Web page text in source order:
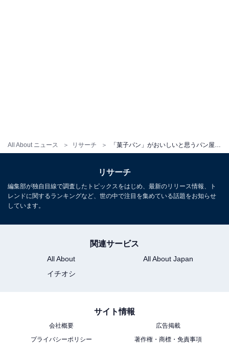
All About ニュース リサーチ
豊富な種類の菓子パンの中でも、「とにかくエンゼルソ
県）」「エンゼルソフトはフワフワした食感のパンの中
にリンゴの果肉とチーズクリーム、ホイップクリームが
入って美味しいです（52歳女性／茨城県）」など、フラ
ついてのコメントが多く集まりました。
デニッシュ生地にチーズクリームとカスタードクリーム
をのせた「クリームチーズペストリー（税込172円）」
リサーチ
編集部が独自目線で調査したトピックスをはじめ、最新のリリース情報、ト
レンドに関するランキングなど、世の中で注目を集めている話題をお知らせ
しています。
関連サービス
All About
All About Japan
イチオシ
サイト情報
会社概要
広告掲載
プライバシーポリシー
著作権・商標・免責事項